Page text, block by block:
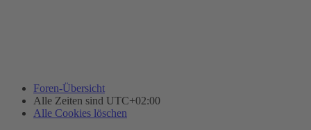
Foren-Übersicht
Alle Zeiten sind UTC+02:00
Alle Cookies löschen